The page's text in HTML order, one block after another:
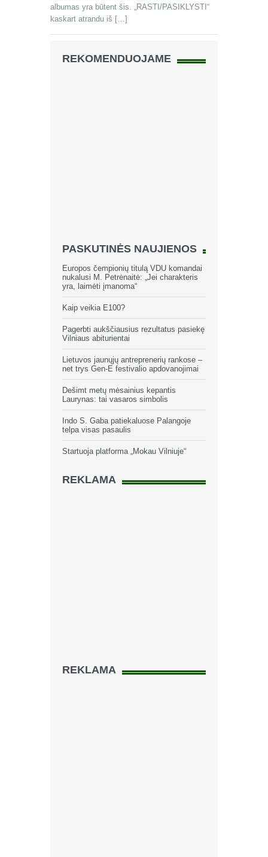
albumas yra būtent šis. „RASTI/PASIKLYSTI“
kaskart atrandu iš […]
REKOMENDUOJAME
PASKUTINĖS NAUJIENOS
Europos čempionių titulą VDU komandai
nukalusi M. Petrėnaitė: „Jei charakteris
yra, laimėti įmanoma“
Kaip veikia E100?
Pagerbti aukščiausius rezultatus pasiekę
Vilniaus abiturientai
Lietuvos jaunųjų antreprenerių rankose –
net trys Gen-E festivalio apdovanojimai
Dešimt metų mėsainius kepantis
Laurynas: tai vasaros simbolis
Indo S. Gaba patiekaluose Palangoje
telpa visas pasaulis
Startuoja platforma „Mokau Vilniuje“
REKLAMA
REKLAMA